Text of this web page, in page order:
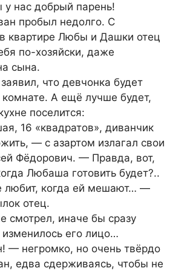
у нас добрый парень!
пробыл недолго. С
квартире Любы и Дашки отец
по-хозяйски, даже
сына.
что девчонка будет
А ещё лучше будет,
поселится:
16 «квадратов», диванчик
— с азартом излагал свои
Фёдорович. — Правда, вот,
Любаша готовить будет?..
любит, когда ей мешают… —
отец.
смотрел, иначе бы сразу
изменилось его лицо…
— негромко, но очень твёрдо
едва сдерживаясь, чтобы не